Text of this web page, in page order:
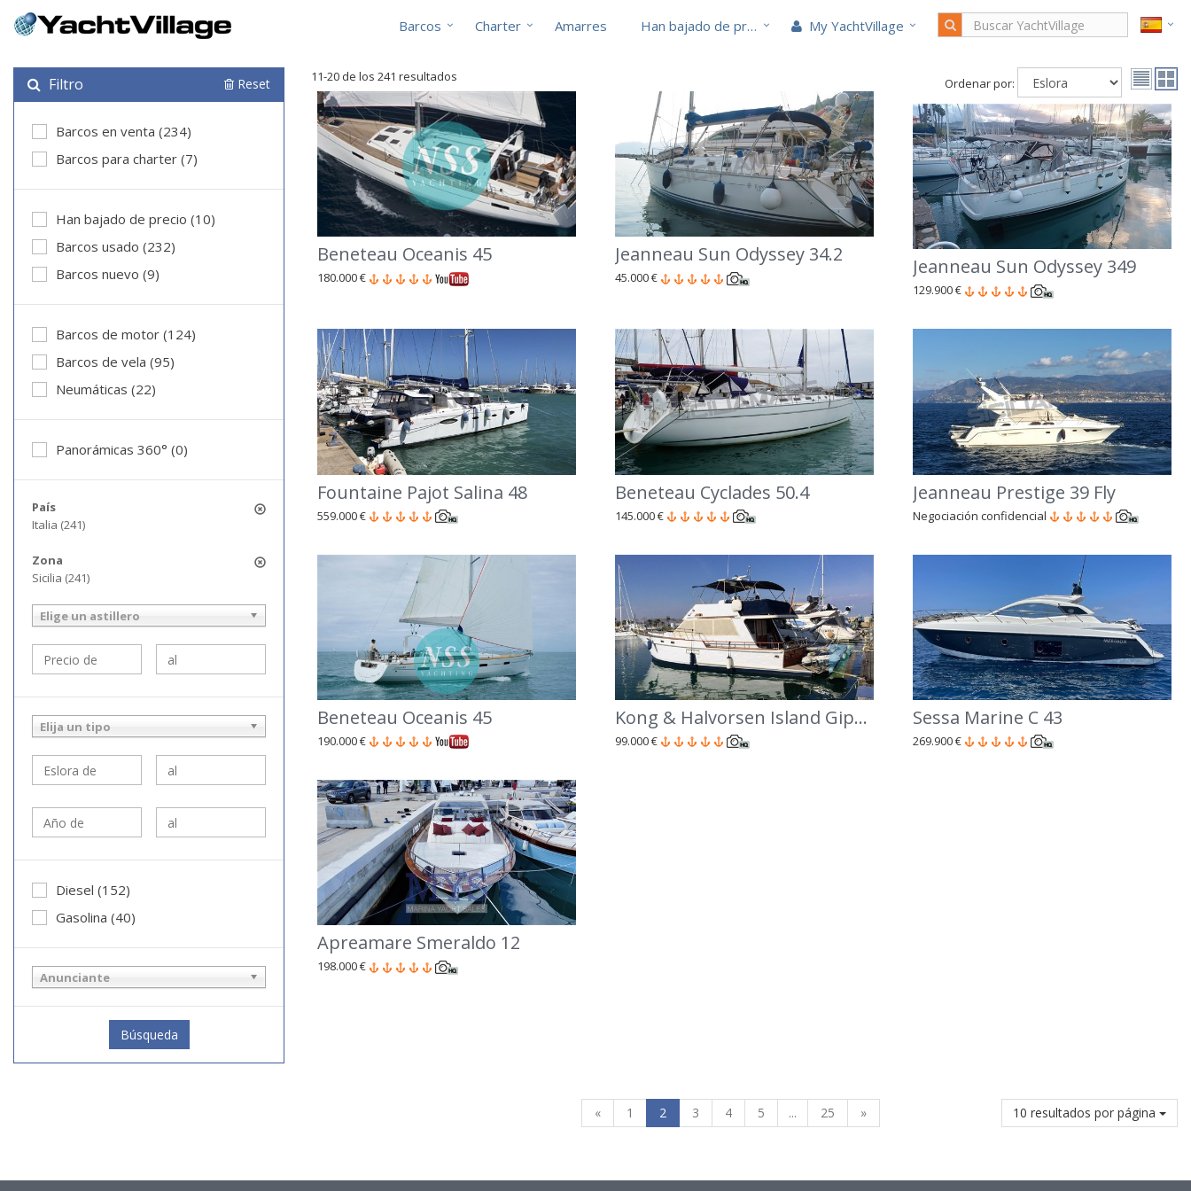
Barcos Charter Amarres Han bajado de precio My YachtVillage
Filtro Reset
Barcos en venta (234)
Barcos para charter (7)
Han bajado de precio (10)
Barcos usado (232)
Barcos nuevo (9)
Barcos de motor (124)
Barcos de vela (95)
Neumáticas (22)
Panorámicas 360° (0)
País
Italia (241)
Zona
Sicilia (241)
Elige un astillero
Elija un tipo
Diesel (152)
Gasolina (40)
Anunciante
Búsqueda
11-20 de los 241 resultados Ordenar por:
Beneteau Oceanis 45
180.000 €
Jeanneau Sun Odyssey 34.2
45.000 € Jeanneau Sun Odyssey 349
129.900 €
Fountaine Pajot Salina 48
559.000 €
Beneteau Cyclades 50.4
145.000 €
Jeanneau Prestige 39 Fly
Negociación confidencial
Beneteau Oceanis 45
190.000 €
Kong & Halvorsen Island Gipsy 44
99.000 €
Sessa Marine C 43
269.900 €
Apreamare Smeraldo 12
198.000 €
« 1 2 3 4 5 ... 25 » 10 resultados por página